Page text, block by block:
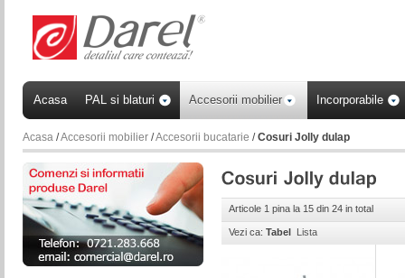
Articole 1 pina la 15 din 24 in total
Vezi ca: Tabel Lista
Acasa PAL si blaturi Accesorii mobilier Incorporabile
Acasa /Accesorii mobilier /Accesorii bucatarie /Cosuri Jolly dulap